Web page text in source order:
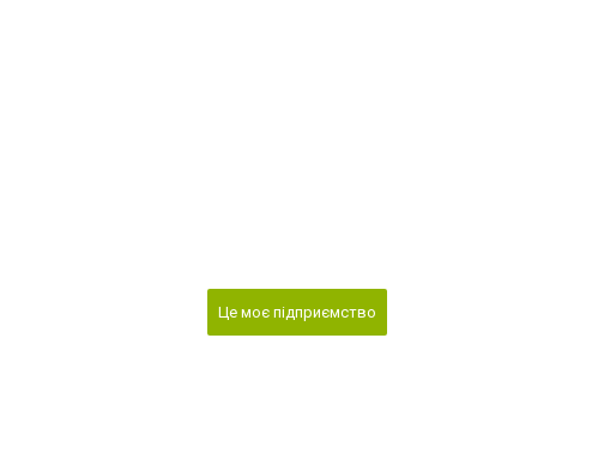
Це моє підприємство